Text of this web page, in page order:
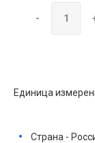
-
Единица
Страна -